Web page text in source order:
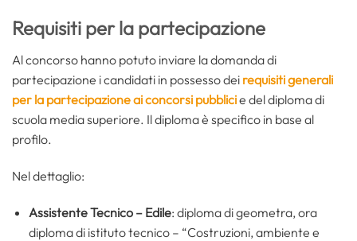
Requisiti per la partecipazione
Al concorso hanno potuto inviare la domanda di
partecipazione i candidati in possesso dei requisiti generali
per la partecipazione ai concorsi pubblicie del diploma di
scuola media superiore. Il diploma è specifico in base al
profilo.
Nel dettaglio:
Assistente Tecnico – Edile: diploma di geometra, ora
diploma di istituto tecnico – “Costruzioni, ambiente e